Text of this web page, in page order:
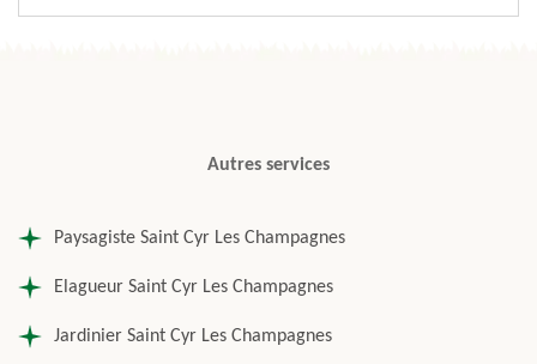
Autres services
Paysagiste Saint Cyr Les Champagnes
Elagueur Saint Cyr Les Champagnes
Jardinier Saint Cyr Les Champagnes